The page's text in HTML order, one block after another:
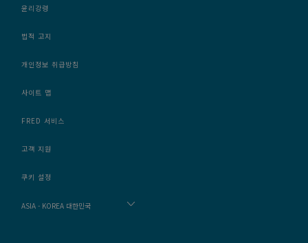
윤리강령
법적 고지
개인정보 취급방침
사이트 맵
FRED 서비스
고객 지원
쿠키 설정
ASIA - KOREA 대한민국